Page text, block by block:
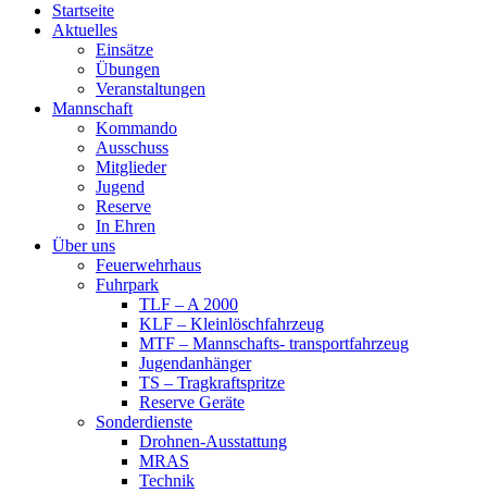
Startseite
Aktuelles
Einsätze
Übungen
Veranstaltungen
Mannschaft
Kommando
Ausschuss
Mitglieder
Jugend
Reserve
In Ehren
Über uns
Feuerwehrhaus
Fuhrpark
TLF – A 2000
KLF – Kleinlöschfahrzeug
MTF – Mannschafts- transportfahrzeug
Jugendanhänger
TS – Tragkraftspritze
Reserve Geräte
Sonderdienste
Drohnen-Ausstattung
MRAS
Technik